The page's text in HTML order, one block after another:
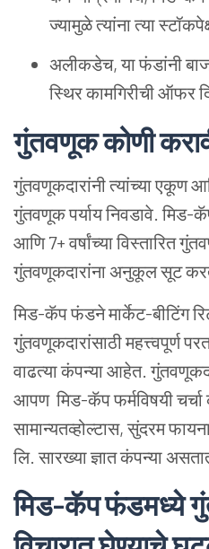
ज्यामुळे त्यांना त्या
अलीकडेच, या फंडांनी
स्थिर कामगिरीची ऑफर
गुंतवणूक कोणी
गुंतवणूकदारांनी त्यांच्या एकूण
गुंतवणूक पर्याय निवडावे. मिड-
आणि 7+ वर्षांच्या विस्तारित
गुंतवणूकदारांना अनुकूल सूट
मिड-कॅप फंडने मार्केट-बीटिंग
गुंतवणूकदारांसाठी महत्त्वपूर्ण
वाढत्या कंपन्या आहेत.
आपण मिड-कॅप फर्मविषयी चर्चा
सामान्यतव्होल्टास, सुंदरम
लि. सारख्या ज्ञात कंपन्या
मिड-कॅप फंडमध्ये